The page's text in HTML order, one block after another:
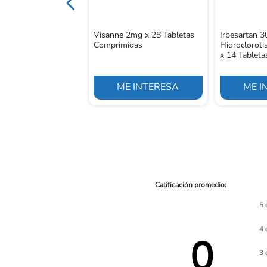
Visanne 2mg x 28 Tabletas
Comprimidas
ME INTERESA
Irbesartan
x 14
ME
5
4
3